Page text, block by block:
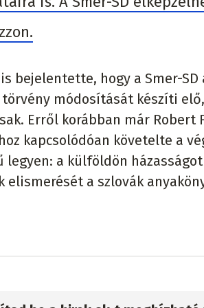
is bejelentette, hogy a Smer-
módosítását készíti
Erről korábban már Robert
kapcsolódóan követelte a
legyen: a külföldön
elismerését a szlovák